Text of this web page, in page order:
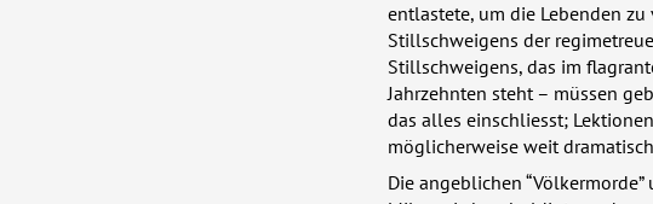
entlastete, um die Lebenden
Stillschweigens der
Stillschweigens, das im
Jahrzehnten steht – müssen
das alles einschliesst;
möglicherweise weit
Die angeblichen